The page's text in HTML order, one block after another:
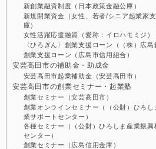
新創業融資制度（日本政策金融公庫）
新規開業資金（女性、若者/シニア起業家
庫）
女性活躍応援融資（愛称：イロハモミジ）
〈ひろぎん〉創業支援ローン（（株）広島
創業支援ローン（広島市信用組合）
安芸高田市の補助金・助成金
安芸高田市起業補助金（安芸高田市）
安芸高田市の創業セミナー・起業塾
創業セミナー（安芸高田市）
創業オンラインセミナー（（公財）ひろ
業サポートセンター）
各種セミナー（（公財）ひろしま産業振
センター）
創業セミナー（広島信用金庫）